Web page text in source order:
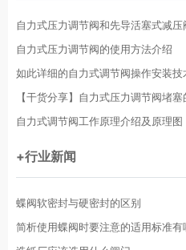
自力式压力调节阀和先导活塞式减压
自力式压力调节阀的使用方法介绍
如此详细的自力式调节阀操作安装
【干货分享】自力式压力调节阀堵
自力式调节阀工作原理介绍及原理图
+行业新闻
蝶阀软密封与硬密封的区别
简析使用蝶阀时要注意的适用标准有